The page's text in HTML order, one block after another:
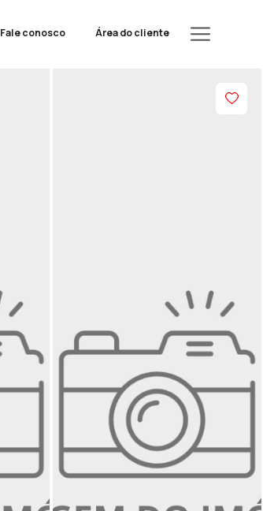
Fale conosco Área do cliente